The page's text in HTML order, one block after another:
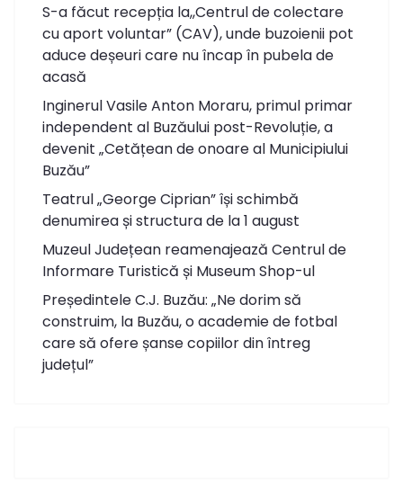
S-a făcut recepția la,,Centrul de colectare
cu aport voluntar” (CAV), unde buzoienii pot
aduce deșeuri care nu încap în pubela de
acasă
Inginerul Vasile Anton Moraru, primul primar
independent al Buzăului post-Revoluție, a
devenit „Cetățean de onoare al Municipiului
Buzău”
Teatrul „George Ciprian” își schimbă
denumirea și structura de la 1 august
Muzeul Județean reamenajează Centrul de
Informare Turistică și Museum Shop-ul
Președintele C.J. Buzău: „Ne dorim să
construim, la Buzău, o academie de fotbal
care să ofere șanse copiilor din întreg
județul”